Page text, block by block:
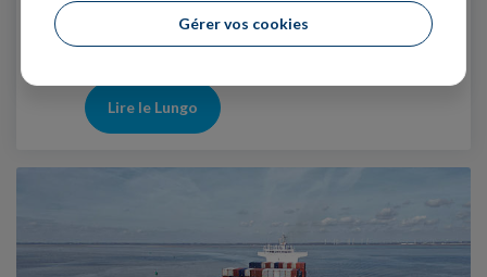
autorités vont devoir s’attaquer pour en assurer la
pérennité.
Lire le Lungo
Gérer vos cookies